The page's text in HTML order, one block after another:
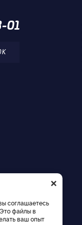
01
×
соглашаетесь
. Это файлы в
ваш опыт